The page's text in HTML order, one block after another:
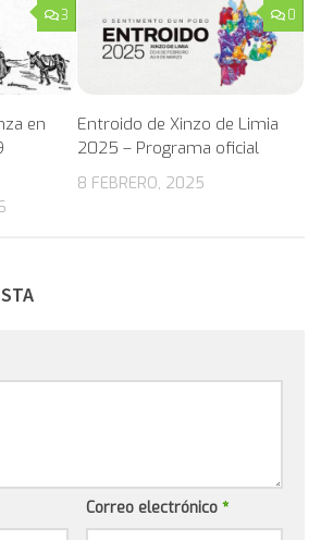
3
en
0
Entroido de Xinzo de Limia
2025 – Programa oficial
8 FEBRERO, 2025
Correo electrónico *